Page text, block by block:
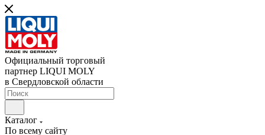
Официальный торговый
партнер LIQUI MOLY
в Свердловской области
Каталог
По всему сайту